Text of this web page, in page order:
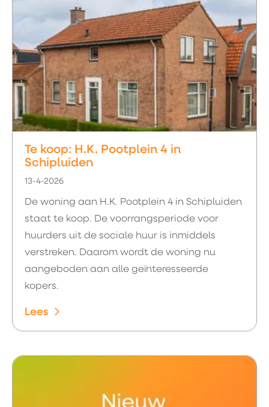
Te koop: H.K. Pootplein 4 in
Schipluiden
13-4-2026
De woning aan H.K. Pootplein 4 in Schipluiden
staat te koop. De voorrangsperiode voor
huurders uit de sociale huur is inmiddels
verstreken. Daarom wordt de woning nu
aangeboden aan alle geïnteresseerde
kopers.
Lees